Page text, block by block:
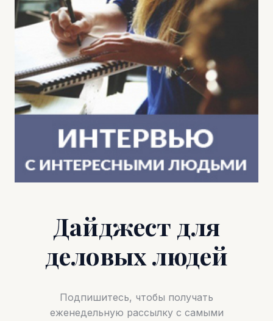
Дайджест для
деловых людей
Подпишитесь, чтобы получать
еженедельную рассылку с самыми